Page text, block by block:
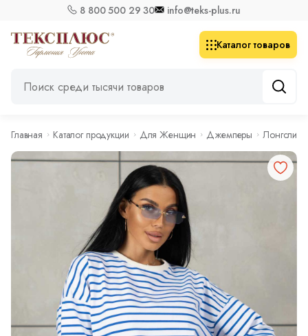
8 800 500 29 30 info@teks-plus.ru
Каталог товаров
Главная Каталог продукции Для Женщин Джемперы